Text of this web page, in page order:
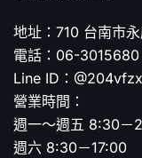
地址：710 台南市
電話：06-3015680
Line ID：
營業時間：
週一～週五 8:30－
週六 8:30－17:00